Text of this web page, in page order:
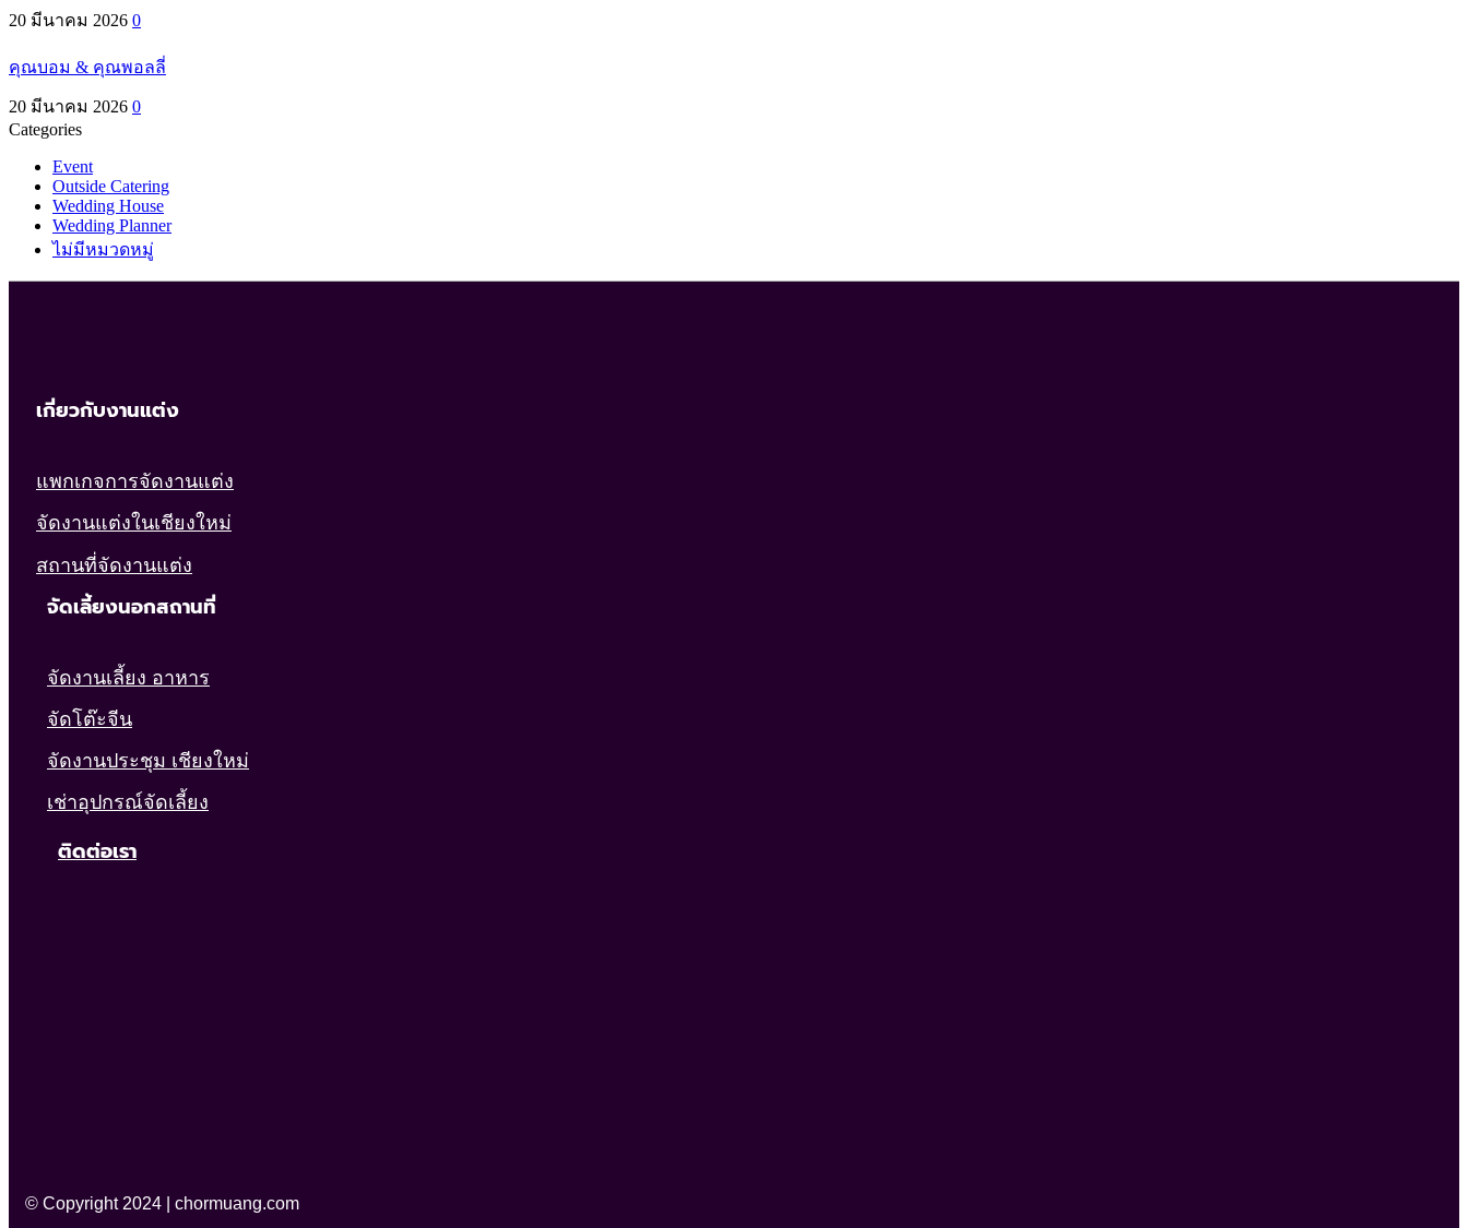
20 มีนาคม 2026 0
คุณบอม & คุณพอลลี่
20 มีนาคม 2026 0
Categories
Event
Outside Catering
Wedding House
Wedding Planner
ไม่มีหมวดหมู่
เกี่ยวกับงานแต่ง
แพกเกจการจัดงานแต่ง
จัดงานแต่งในเชียงใหม่
สถานที่จัดงานแต่ง
จัดเลี้ยงนอกสถานที่
จัดงานเลี้ยง อาหาร
จัดโต๊ะจีน
จัดงานประชุม เชียงใหม่
เช่าอุปกรณ์จัดเลี้ยง
ติดต่อเรา
© Copyright 2024 | chormuang.com